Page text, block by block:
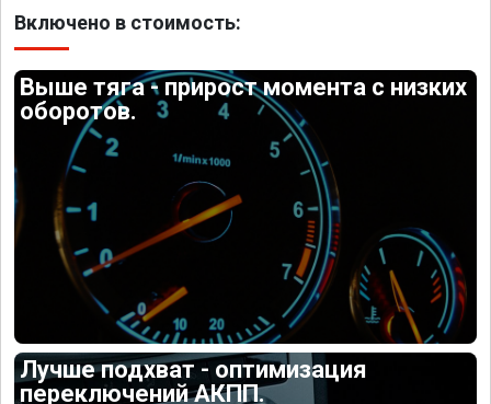
Включено в стоимость:
Выше тяга - прирост момента с низких
оборотов.
Лучше подхват - оптимизация
переключений АКПП.